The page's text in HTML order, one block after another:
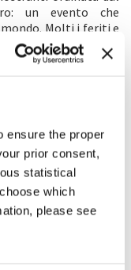
ensure the proper
prior consent,
statistical
which
please see
un evento che
mondo. Molti i feriti e
dagli arresti, da
in quei giorni la figlia
della città, degli
accaduto a
fino agli anni
1992. Le vittime del
sotto falso nome
sospetti fra
I responsabili non